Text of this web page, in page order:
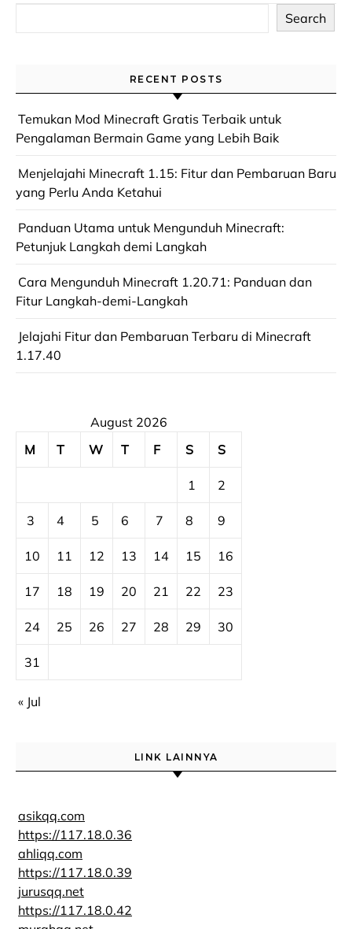
Search
RECENT POSTS
Temukan Mod Minecraft Gratis Terbaik untuk
Pengalaman Bermain Game yang Lebih Baik
Menjelajahi Minecraft 1.15: Fitur dan Pembaruan Baru
yang Perlu Anda Ketahui
Panduan Utama untuk Mengunduh Minecraft:
Petunjuk Langkah demi Langkah
Cara Mengunduh Minecraft 1.20.71: Panduan dan
Fitur Langkah-demi-Langkah
Jelajahi Fitur dan Pembaruan Terbaru di Minecraft
1.17.40
August 2026
M
T W T F S S
1 2
3 4 5 6 7 8 9
10 11 12 13 14 15 16
17 18 19 20 21 22 23
24 25 26 27 28 29 30
31
« Jul
LINK LAINNYA
asikqq.com
https://117.18.0.36
ahliqq.com
https://117.18.0.39
jurusqq.net
https://117.18.0.42